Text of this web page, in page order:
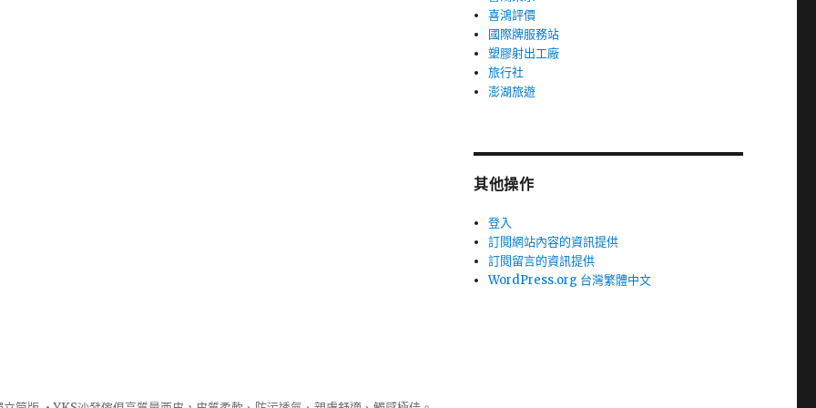
喜鴻評價
國際牌服務站
塑膠射出工廠
旅行社
澎湖旅遊
其他操作
登入
訂閱網站內容的資訊提供
訂閱留言的資訊提供
WordPress.org 台灣繁體中文